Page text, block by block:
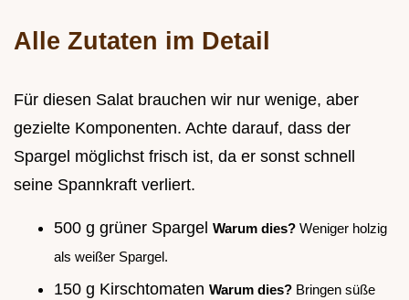
Alle Zutaten im Detail
Für diesen Salat brauchen wir nur wenige, aber
gezielte Komponenten. Achte darauf, dass der
Spargel möglichst frisch ist, da er sonst schnell
seine Spannkraft verliert.
500 g grüner Spargel Warum dies? Weniger holzig
als weißer Spargel.
150 g Kirschtomaten Warum dies? Bringen süße